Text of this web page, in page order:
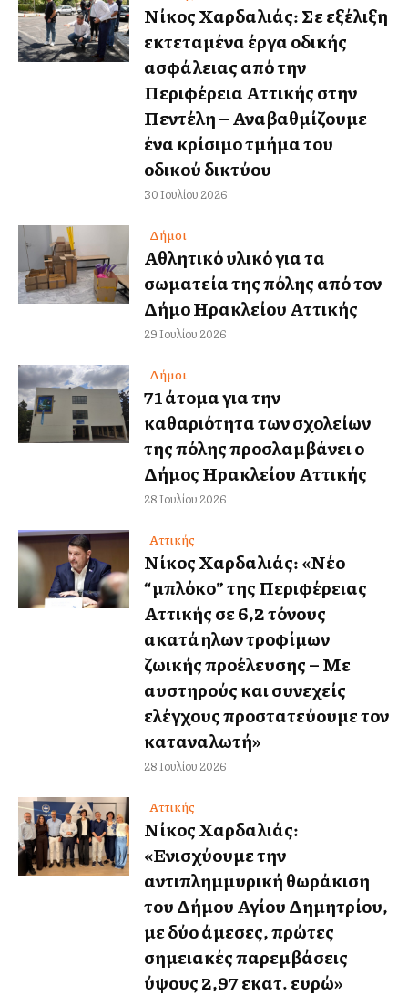
Νίκος Χαρδαλιάς: Σε εξέλιξη
εκτεταμένα έργα οδικής
ασφάλειας από την
Περιφέρεια Αττικής στην
Πεντέλη – Αναβαθμίζουμε
ένα κρίσιμο τμήμα του
οδικού δικτύου
30 Ιουλίου 2026
Δήμοι
Αθλητικό υλικό για τα
σωματεία της πόλης από τον
Δήμο Ηρακλείου Αττικής
29 Ιουλίου 2026
Δήμοι
71 άτομα για την
καθαριότητα των σχολείων
της πόλης προσλαμβάνει ο
Δήμος Ηρακλείου Αττικής
28 Ιουλίου 2026
Αττικής
Νίκος Χαρδαλιάς: «Νέο
“μπλόκο” της Περιφέρειας
Αττικής σε 6,2 τόνους
ακατάλληλων τροφίμων
ζωικής προέλευσης – Με
αυστηρούς και συνεχείς
ελέγχους προστατεύουμε τον
καταναλωτή»
28 Ιουλίου 2026
Αττικής
Νίκος Χαρδαλιάς:
«Ενισχύουμε την
αντιπλημμυρική θωράκιση
του Δήμου Αγίου Δημητρίου,
με δύο άμεσες, πρώτες
σημειακές παρεμβάσεις
ύψους 2,97 εκατ. ευρώ»